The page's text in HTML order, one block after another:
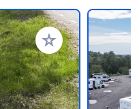
Voeg toe aan je